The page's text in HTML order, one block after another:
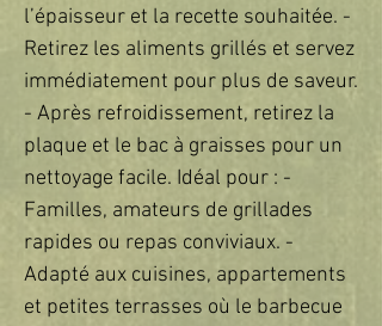
l’épaisseur et la recette souhaitée. -
Retirez les aliments grillés et servez
immédiatement pour plus de saveur.
- Après refroidissement, retirez la
plaque et le bac à graisses pour un
nettoyage facile. Idéal pour : -
Familles, amateurs de grillades
rapides ou repas conviviaux. -
Adapté aux cuisines, appartements
et petites terrasses où le barbecue